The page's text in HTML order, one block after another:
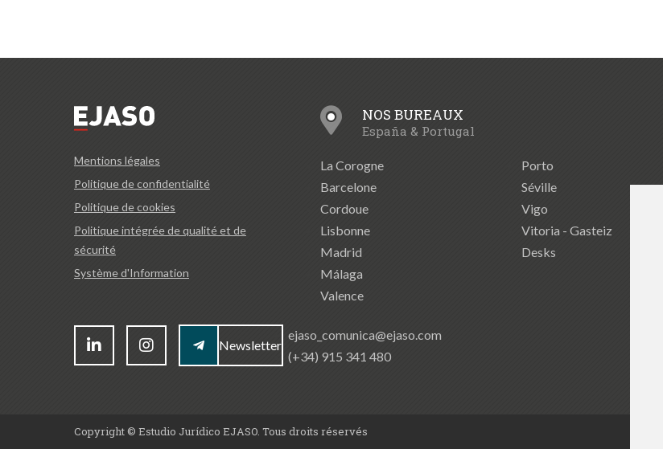
Mentions légales
Politique de confidentialité
Politique de cookies
Politique intégrée de qualité et de
sécurité
Système d'Information
NOS BUREAUX
España & Portugal
La Corogne
Barcelone
Cordoue
Lisbonne
Madrid
Málaga
Valence
Porto
Séville
Vigo
Vitoria - Gasteiz
Desks
Newsletter
ejaso_comunica@ejaso.com
(+34) 915 341 480
Copyright © Estudio Jurídico EJASO. Tous droits réservés